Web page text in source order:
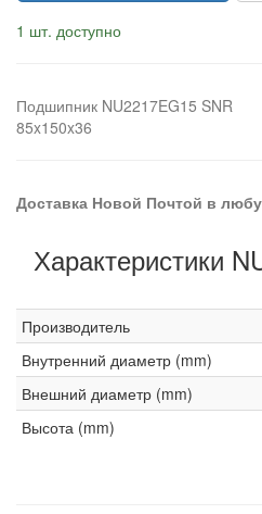
1 шт. доступно
Подшипник NU2217EG15 SNR
85x150x36
Доставка Новой Почтой в
Характеристики
Производитель
Внутренний диаметр (mm)
Внешний диаметр (mm)
Высота (mm)